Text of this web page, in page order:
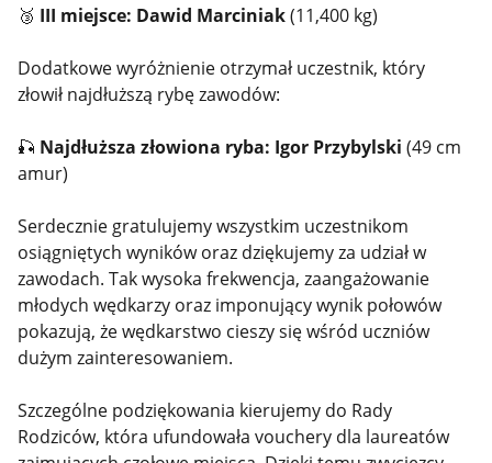
🥉 III miejsce: Dawid Marciniak(11,400 kg)
Dodatkowe wyróżnienie otrzymał uczestnik, który
złowił najdłuższą rybę zawodów:
🎣 Najdłuższa złowiona ryba: Igor Przybylski (49 cm
amur)
Serdecznie gratulujemy wszystkim uczestnikom
osiągniętych wyników oraz dziękujemy za udział w
zawodach. Tak wysoka frekwencja, zaangażowanie
młodych wędkarzy oraz imponujący wynik połowów
pokazują, że wędkarstwo cieszy się wśród uczniów
dużym zainteresowaniem.
Szczególne podziękowania kierujemy do Rady
Rodziców, która ufundowała vouchery dla laureatów